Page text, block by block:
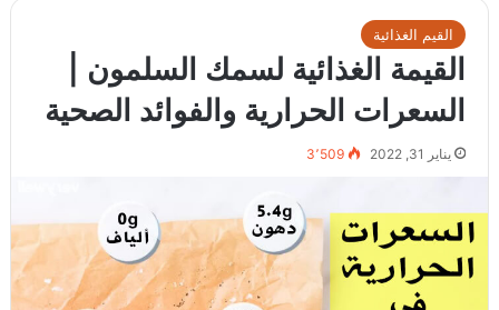
القيم الغذائية
القيمة الغذائية لسمك السلمون |
السعرات الحرارية والفوائد الصحية
يناير 31, 2022 3٬509